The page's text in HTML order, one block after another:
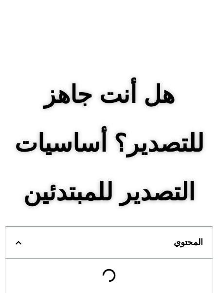
هل أنت جاهز
للتصدير؟ أساسيات
التصدير للمبتدئين
المحتوي